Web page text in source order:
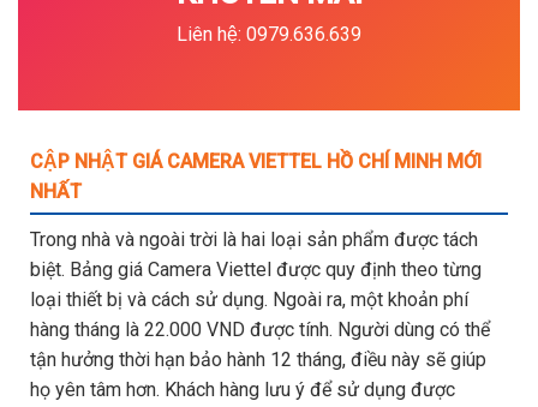
Liên hệ: 0979.636.639
CẬP NHẬT GIÁ CAMERA VIETTEL HỒ CHÍ MINH MỚI
NHẤT
Trong nhà và ngoài trời là hai loại sản phẩm được tách
biệt. Bảng giá Camera Viettel được quy định theo từng
loại thiết bị và cách sử dụng. Ngoài ra, một khoản phí
hàng tháng là 22.000 VND được tính. Người dùng có thể
tận hưởng thời hạn bảo hành 12 tháng, điều này sẽ giúp
họ yên tâm hơn. Khách hàng lưu ý để sử dụng được